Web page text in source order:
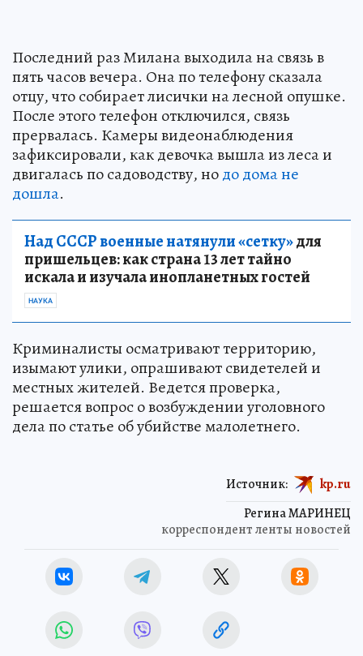
Последний раз Милана выходила на связь в
пять часов вечера. Она по телефону сказала
отцу, что собирает лисички на лесной опушке.
После этого телефон отключился, связь
прервалась. Камеры видеонаблюдения
зафиксировали, как девочка вышла из леса и
двигалась по садоводству, нодо дома не
дошла.
Над СССР военные натянули «сетку»для
пришельцев: как страна 13 лет тайно
искала и изучала инопланетных гостей
НАУКА
Криминалисты осматривают территорию,
изымают улики, опрашивают свидетелей и
местных жителей. Ведется проверка,
решается вопрос о возбуждении уголовного
дела по статье об убийстве малолетнего.
Регина МАРИНЕЦ
корреспондент ленты новостей
Источник: kp.ru